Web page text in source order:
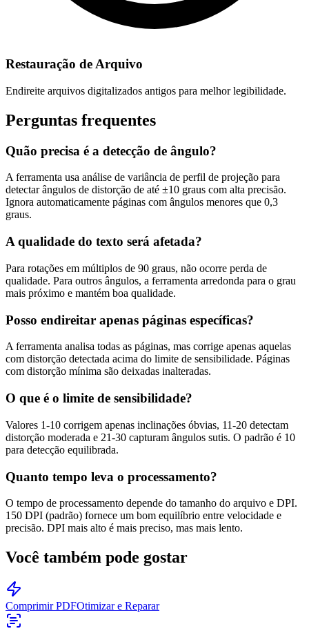
Restauração de Arquivo
Endireite arquivos digitalizados antigos para melhor legibilidade.
Perguntas frequentes
Quão precisa é a detecção de ângulo?
A ferramenta usa análise de variância de perfil de projeção para
detectar ângulos de distorção de até ±10 graus com alta precisão.
Ignora automaticamente páginas com ângulos menores que 0,3
graus.
A qualidade do texto será afetada?
Para rotações em múltiplos de 90 graus, não ocorre perda de
qualidade. Para outros ângulos, a ferramenta arredonda para o grau
mais próximo e mantém boa qualidade.
Posso endireitar apenas páginas específicas?
A ferramenta analisa todas as páginas, mas corrige apenas aquelas
com distorção detectada acima do limite de sensibilidade. Páginas
com distorção mínima são deixadas inalteradas.
O que é o limite de sensibilidade?
Valores 1-10 corrigem apenas inclinações óbvias, 11-20 detectam
distorção moderada e 21-30 capturam ângulos sutis. O padrão é 10
para detecção equilibrada.
Quanto tempo leva o processamento?
O tempo de processamento depende do tamanho do arquivo e DPI.
150 DPI (padrão) fornece um bom equilíbrio entre velocidade e
precisão. DPI mais alto é mais preciso, mas mais lento.
Você também pode gostar
Comprimir PDFOtimizar e Reparar